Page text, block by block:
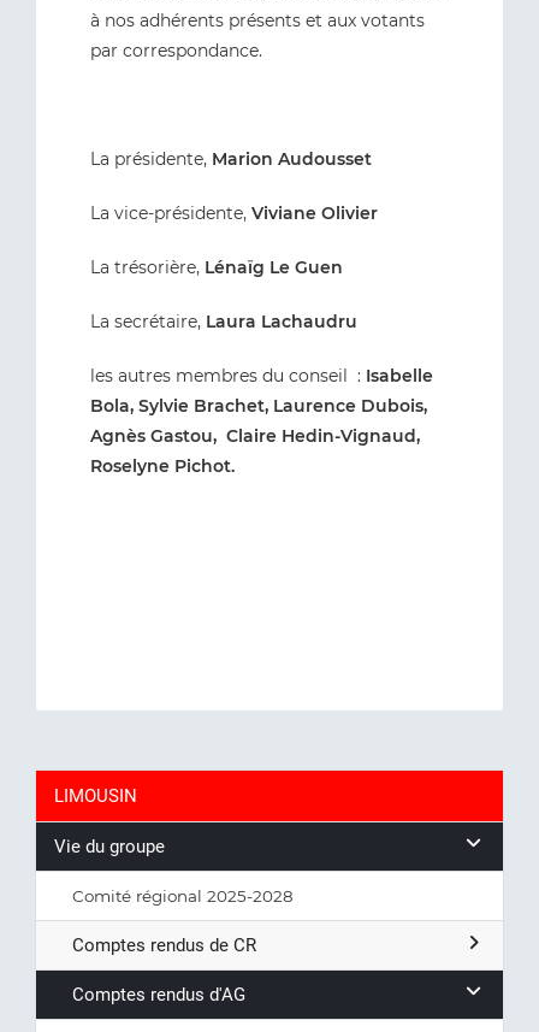
à nos adhérents présents et aux votants
par correspondance.
La présidente, Marion Audousset
La vice-présidente, Viviane Olivier
La trésorière, Lénaïg Le Guen
La secrétaire, Laura Lachaudru
les autres membres du conseil : Isabelle
Bola, Sylvie Brachet, Laurence Dubois,
Agnès Gastou, Claire Hedin-Vignaud,
Roselyne Pichot.
LIMOUSIN
Vie du groupe
Comité régional 2025-2028
Comptes rendus de CR
Comptes rendus d'AG